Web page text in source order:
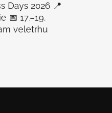
Days 2026 📍
📅 17.–19.
veletrhu